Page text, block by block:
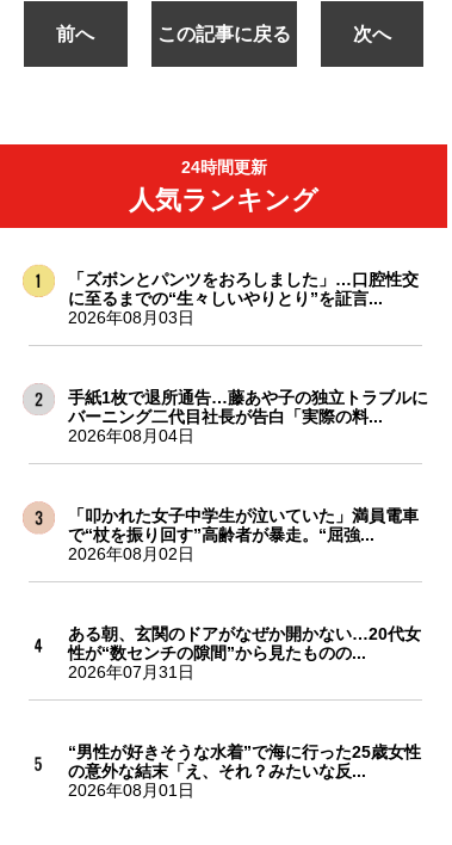
前へ この記事に戻る 次へ
24時間更新
人気ランキング
「ズボンとパンツをおろしました」…口腔性交
に至るまでの“生々しいやりとり”を証言...
2026年08月03日
手紙1枚で退所通告…藤あや子の独立トラブルに
バーニング二代目社長が告白「実際の料...
2026年08月04日
「叩かれた女子中学生が泣いていた」満員電車
で“杖を振り回す”高齢者が暴走。“屈強...
2026年08月02日
ある朝、玄関のドアがなぜか開かない…20代女
性が“数センチの隙間”から見たものの...
2026年07月31日
“男性が好きそうな水着”で海に行った25歳女性
の意外な結末「え、それ？みたいな反...
2026年08月01日